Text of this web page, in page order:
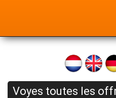
Voyes toutes les